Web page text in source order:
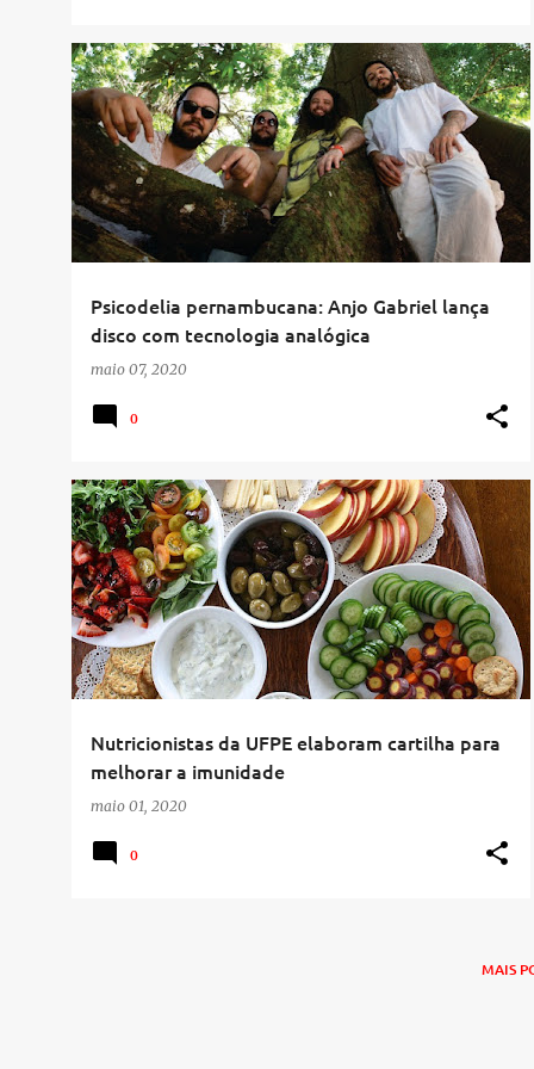
Psicodelia pernambucana: Anjo Gabriel lança
disco com tecnologia analógica
maio 07, 2020
0
Nutricionistas da UFPE elaboram cartilha para
melhorar a imunidade
maio 01, 2020
0
MAIS